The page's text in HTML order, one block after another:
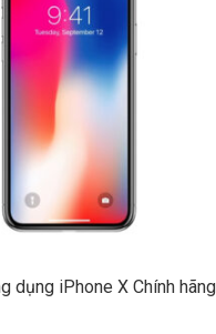
dụng iPhone X Chính hãng